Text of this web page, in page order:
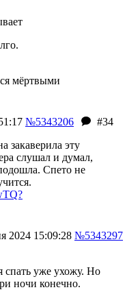
мёртвыми
№5343206
#34
закаверила эту
слушал и думал,
Спето не
2024 15:09:28 №5343297
спать уже ухожу. Но
ночи конечно.